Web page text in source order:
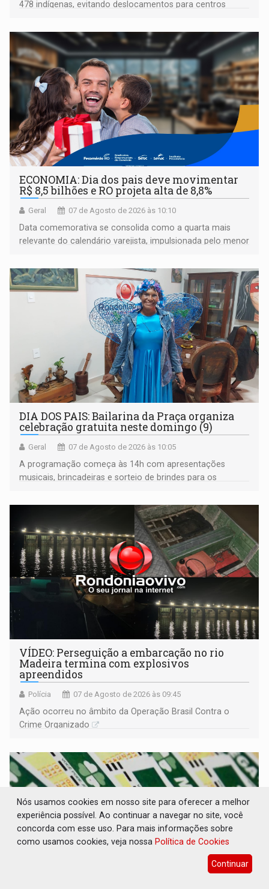
478 indígenas, evitando deslocamentos para centros
ECONOMIA: Dia dos pais deve movimentar
R$ 8,5 bilhões e RO projeta alta de 8,8%
Geral 07 de Agosto de 2026 às 10:10
Data comemorativa se consolida como a quarta mais
relevante do calendário varejista, impulsionada pelo menor
média do trabalhador
DIA DOS PAIS: Bailarina da Praça organiza
celebração gratuita neste domingo (9)
Geral 07 de Agosto de 2026 às 10:05
A programação começa às 14h com apresentações
musicais, brincadeiras e sorteio de brindes para os
bolo e canto de parabéns dedicado aos pais
VÍDEO: Perseguição a embarcação no rio
Madeira termina com explosivos
apreendidos
Polícia 07 de Agosto de 2026 às 09:45
Ação ocorreu no âmbito da Operação Brasil Contra o
Crime Organizado
Nós usamos cookies em nosso site para oferecer a melhor
experiência possível. Ao continuar a navegar no site, você
concorda com esse uso. Para mais informações sobre
como usamos cookies, veja nossa Política de Cookies
Continuar